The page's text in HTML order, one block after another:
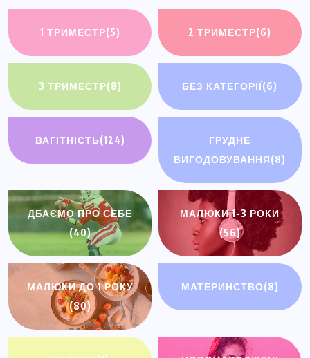
1 ТРИМЕСТР(5) 2 ТРИМЕСТР(6)
3 ТРИМЕСТР(8) БЕЗ КАТЕГОРІЇ(6)
ВАГІТНІСТЬ(124)
ГРУДНЕ
ВИГОДОВУВАННЯ(8)
ДБАЄМО ПРО СЕБЕ
(40)
МАЛЮКИ 1-3 РОКИ
(56)
МАЛЮКИ ДО 1 РОКУ
(80)
МАТЕРИНСТВО(8)